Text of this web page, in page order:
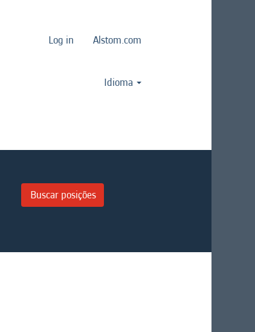
Log in Alstom.com
Idioma